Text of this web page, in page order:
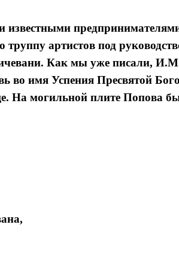
труппу артистов под
Как мы уже писали,
во имя Успения Пресвятой
На могильной плите Попова